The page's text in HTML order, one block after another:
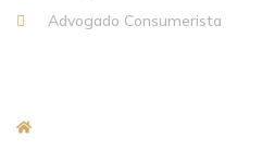
Advogado Consumerista